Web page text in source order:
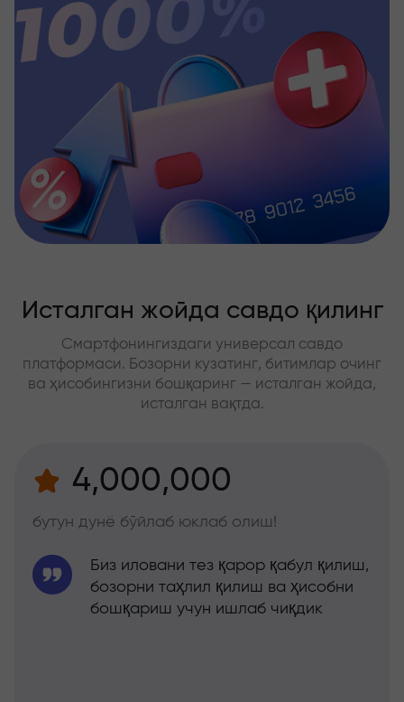
Исталган жойда савдо қилинг
Смартфонингиздаги универсал савдо
платформаси. Бозорни кузатинг, битимлар очинг
ва ҳисобингизни бошқаринг — исталган жойда,
исталган вақтда.
4,000,000
бутун дунё бўйлаб юклаб олиш!
Биз иловани тез қарор қабул қилиш,
бозорни таҳлил қилиш ва ҳисобни
бошқариш учун ишлаб чиқдик